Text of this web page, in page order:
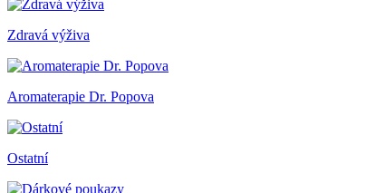
Zdravá výživa
Aromaterapie Dr. Popova
Ostatní